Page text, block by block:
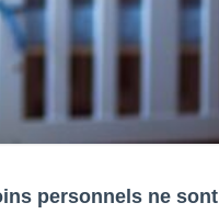
personnels ne sont